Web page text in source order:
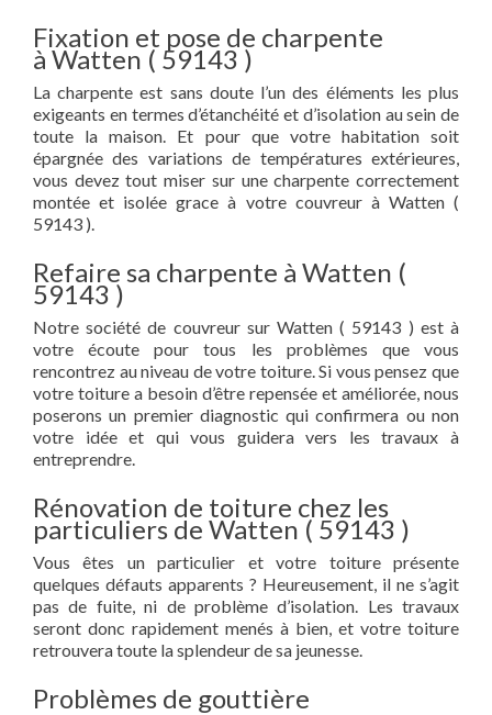
Fixation et pose de charpente
à Watten ( 59143 )
La charpente est sans doute l’un des éléments les plus
exigeants en termes d’étanchéité et d’isolation au sein de
toute la maison. Et pour que votre habitation soit
épargnée des variations de températures extérieures,
vous devez tout miser sur une charpente correctement
montée et isolée grace à votre couvreur à Watten (
59143 ).
Refaire sa charpente à Watten (
59143 )
Notre société de couvreur sur Watten ( 59143 ) est à
votre écoute pour tous les problèmes que vous
rencontrez au niveau de votre toiture. Si vous pensez que
votre toiture a besoin d’être repensée et améliorée, nous
poserons un premier diagnostic qui confirmera ou non
votre idée et qui vous guidera vers les travaux à
entreprendre.
Rénovation de toiture chez les
particuliers de Watten ( 59143 )
Vous êtes un particulier et votre toiture présente
quelques défauts apparents ? Heureusement, il ne s’agit
pas de fuite, ni de problème d’isolation. Les travaux
seront donc rapidement menés à bien, et votre toiture
retrouvera toute la splendeur de sa jeunesse.
Problèmes de gouttière